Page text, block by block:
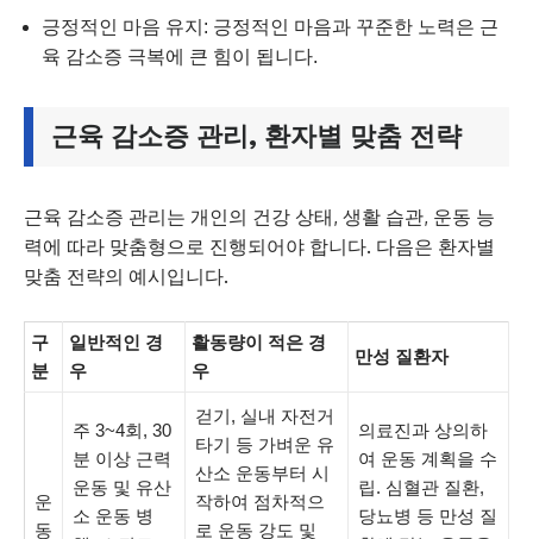
긍정적인 마음 유지: 긍정적인 마음과 꾸준한 노력은 근
육 감소증 극복에 큰 힘이 됩니다.
근육 감소증 관리, 환자별 맞춤 전략
근육 감소증 관리는 개인의 건강 상태, 생활 습관, 운동 능
력에 따라 맞춤형으로 진행되어야 합니다. 다음은 환자별
맞춤 전략의 예시입니다.
구
분
일반적인 경
우
활동량이 적은 경
우
만성 질환자
운
동
주 3~4회, 30
분 이상 근력
운동 및 유산
소 운동 병
걷기, 실내 자전거
타기 등 가벼운 유
산소 운동부터 시
작하여 점차적으
로 운동 강도 및
의료진과 상의하
여 운동 계획을 수
립. 심혈관 질환,
당뇨병 등 만성 질